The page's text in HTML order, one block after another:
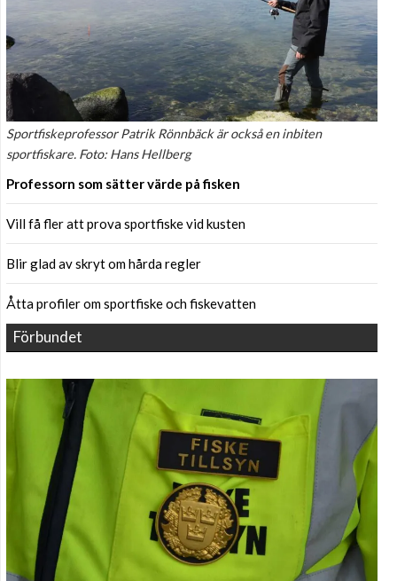
Sportfiskeprofessor Patrik Rönnbäck är också en inbiten
sportfiskare. Foto: Hans Hellberg
Professorn som sätter värde på fisken
Vill få fler att prova sportfiske vid kusten
Blir glad av skryt om hårda regler
Åtta profiler om sportfiske och fiskevatten
Förbundet